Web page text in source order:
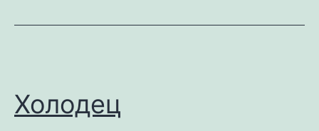
Холодец